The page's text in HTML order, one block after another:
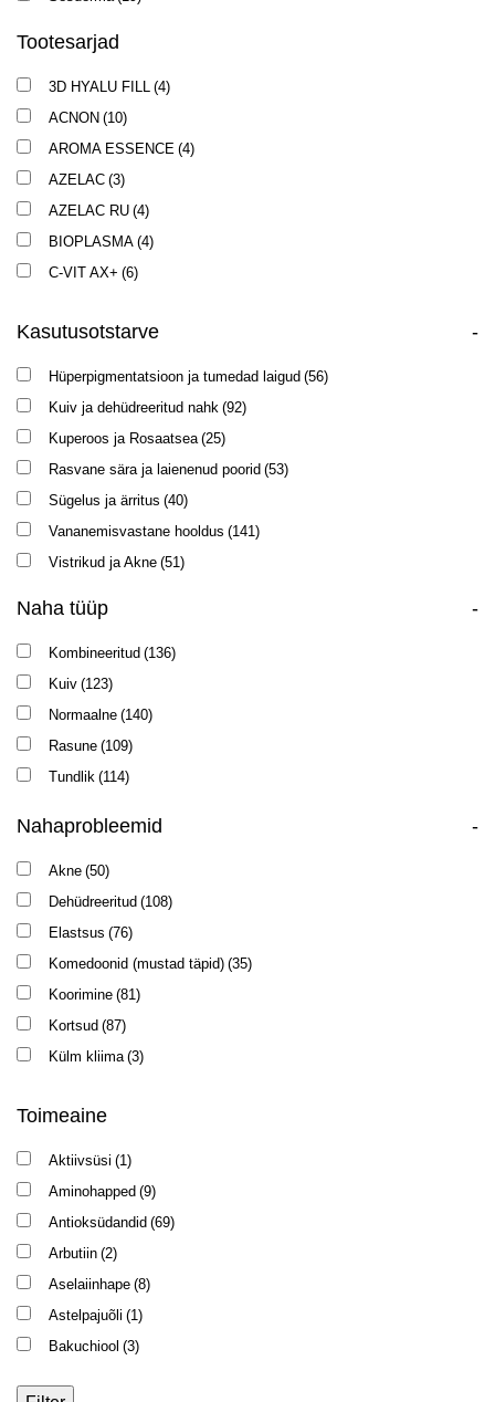
Tootesarjad
3D HYALU FILL (4)
ACNON (10)
AROMA ESSENCE (4)
AZELAC (3)
AZELAC RU (4)
BIOPLASMA (4)
C-VIT AX+ (6)
ESTER C (8)
REPASKIN
RETIN A
(1)
SKIN EXPERT
SOLAR ENERGY
SUN CARE (2)
TEXTURE (9)
Kasutusotstarve -
Hüperpigmentatsioon ja tumedad laigud (56)
Kuiv ja dehüdreeritud nahk (92)
Kuperoos ja Rosaatsea (25)
Rasvane sära ja laienenud poorid (53)
Sügelus ja ärritus (40)
Vananemisvastane hooldus (141)
Vistrikud ja Akne (51)
Naha tüüp -
Kombineeritud (136)
Kuiv (123)
Normaalne (140)
Rasune (109)
Tundlik (114)
Nahaprobleemid -
Akne (50)
Dehüdreeritud (108)
Elastsus (76)
Komedoonid (mustad täpid) (35)
Koorimine (81)
Kortsud (87)
Külm kliima (3)
Laiendatud poorid
Turselisus
Toimeaine
Aktiivsüsi (1)
Aminohapped (9)
Antioksüdandid (69)
Arbutiin (2)
Aselaiinhape (8)
Astelpajuõli (1)
Bakuchiool (3)